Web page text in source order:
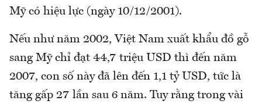
Mỹ có hiệu lực (ngày 10/12/2001).
Nếu như năm 2002, Việt Nam xuất khẩu đồ gỗ
sang Mỹ chỉ đạt 44,7 triệu USD thì đến năm
2007, con số này đã lên đến 1,1 tỷ USD, tức là
tăng gấp 27 lần sau 6 năm. Tuy rằng trong vài